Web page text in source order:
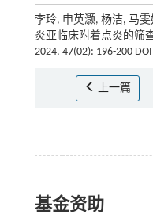
李玲, 申英灏, 杨洁, 马
炎亚临床附着点炎的筛
2024, 47(02): 196-200
上一篇
基金资助